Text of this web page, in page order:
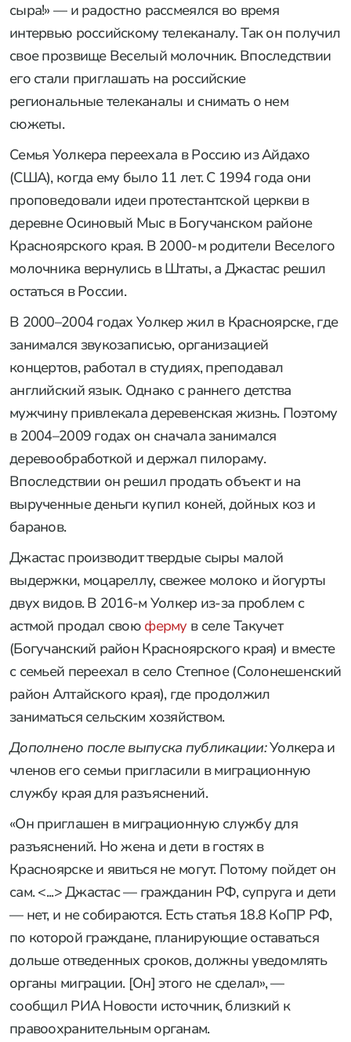
сыра!» — и радостно рассмеялся во время
интервью российскому телеканалу. Так он получил
свое прозвище Веселый молочник. Впоследствии
его стали приглашать на российские
региональные телеканалы и снимать о нем
сюжеты.
Семья Уолкера переехала в Россию из Айдахо
(США), когда ему было 11 лет. С 1994 года они
проповедовали идеи протестантской церкви в
деревне Осиновый Мыс в Богучанском районе
Красноярского края. В 2000-м родители Веселого
молочника вернулись в Штаты, а Джастас решил
остаться в России.
В 2000–2004 годах Уолкер жил в Красноярске, где
занимался звукозаписью, организацией
концертов, работал в студиях, преподавал
английский язык. Однако с раннего детства
мужчину привлекала деревенская жизнь. Поэтому
в 2004–2009 годах он сначала занимался
деревообработкой и держал пилораму.
Впоследствии он решил продать объект и на
вырученные деньги купил коней, дойных коз и
баранов.
Джастас производит твердые сыры малой
выдержки, моцареллу, свежее молоко и йогурты
двух видов. В 2016-м Уолкер из-за проблем с
астмой продал свою фермув селе Такучет
(Богучанский район Красноярского края) и вместе
с семьей переехал в село Степное (Солонешенский
район Алтайского края), где продолжил
заниматься сельским хозяйством.
Дополнено после выпуска публикации:Уолкера и
членов его семьи пригласили в миграционную
службу края для разъяснений.
«Он приглашен в миграционную службу для
разъяснений. Но жена и дети в гостях в
Красноярске и явиться не могут. Потому пойдет он
сам. <...> Джастас — гражданин РФ, супруга и дети
— нет, и не собираются. Есть статья 18.8 КоПР РФ,
по которой граждане, планирующие оставаться
дольше отведенных сроков, должны уведомлять
органы миграции. [Он] этого не сделал», —
сообщил РИА Новости источник, близкий к
правоохранительным органам.